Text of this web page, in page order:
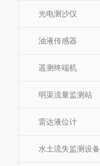
光电测沙仪
油液传感器
遥测终端机
明渠流量监测站
雷达液位计
水土流失监测设备